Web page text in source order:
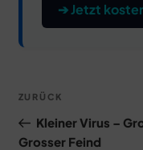
➔ Jetzt
Vorheriger
Beitrag
ZURÜCK
Kleiner Virus –
Grosser Feind